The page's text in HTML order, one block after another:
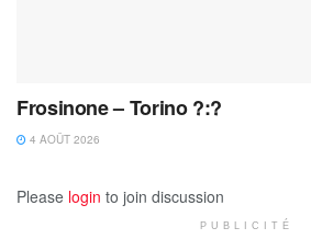
Frosinone – Torino ?:?
4 AOÛT 2026
Please login to join discussion
PUBLICITÉ